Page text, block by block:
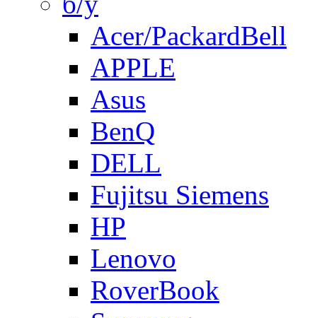
Acer/PackardBell
APPLE
Asus
BenQ
DELL
Fujitsu Siemens
HP
Lenovo
RoverBook